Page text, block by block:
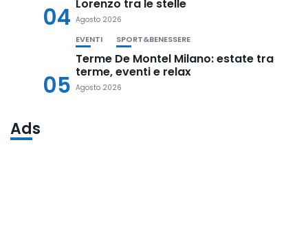
04 Lorenzo tra le stelle
Agosto 2026
05
EVENTI SPORT&BENESSERE
Terme De Montel Milano: estate tra
terme, eventi e relax
Agosto 2026
Ads